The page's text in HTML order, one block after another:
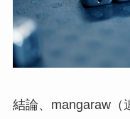
結論、mangaraw（